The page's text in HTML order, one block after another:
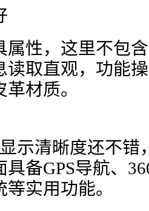
属性，这里不包
读取直观，功能
材质。
示清晰度还不错
备GPS导航、
实用功能。